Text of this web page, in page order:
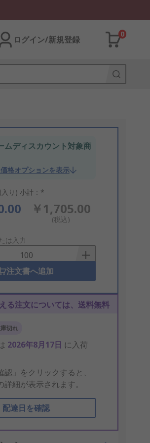
ログイン/新規登録
0
ムディスカウント対象商
格オプションを表示
り) 小計：*
￥1,705.00
(税込)
は入力
注文書へ追加
る注文については、送料無料
切れ
2026年8月17日 に入荷
認」をクリックすると、
細が表示されます。
配達日を確認